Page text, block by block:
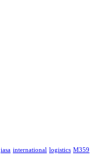
iasa international logistics M359